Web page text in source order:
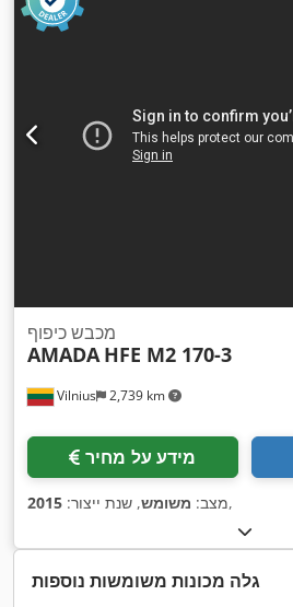
Vilnius 2,739 km
מכבש כיפוף
AMADA HFE M2 170-3
מידע על מחיר
מצב: משומש, שנת ייצור: 2015 ,
גלה מכונות משומשות נוספות